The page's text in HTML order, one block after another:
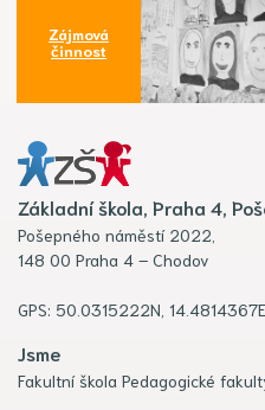
Zájmová
činnost
Základní škola, Praha 4,
Pošepného náměstí 2022,
148 00 Praha 4 – Chodov
GPS: 50.0315222N, 14.4814367E
Jsme
Fakultní škola Pedagogické